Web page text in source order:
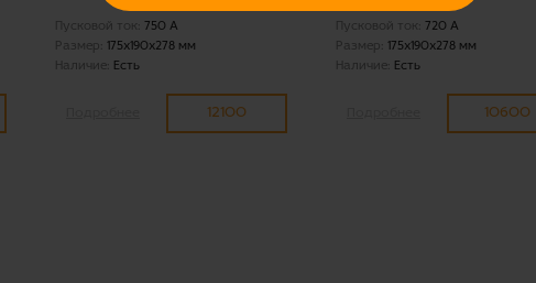
Пусковой ток: 750 А
Размер: 175x190x278 мм
Наличие:
Есть
12100
Пусковой ток: 720 А
Размер: 175x190x278 мм
Наличие:
Есть
10600